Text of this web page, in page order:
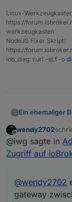
Linux-
https://
werkzeugkasten
NodeJS Fixer Skript:
https://
iob_diag: curl -sLf -o
?
Offline
wendy2702
@iwg sagte in
Zugriff auf
@wendy2702
gateway